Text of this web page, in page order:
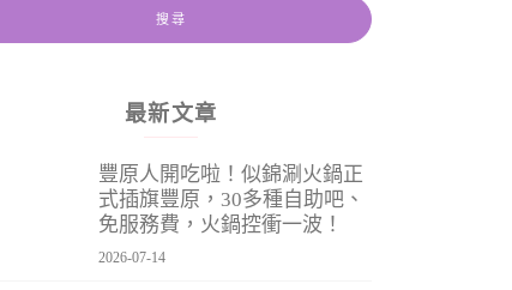
最新文章
豐原人開吃啦！似錦涮火鍋正
式插旗豐原，30多種自助吧、
免服務費，火鍋控衝一波！
2026-07-14